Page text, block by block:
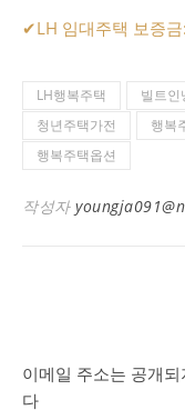
✔LH 임대주택 보증
LH행복주택 빌트인
청년주택가전
행복
행복주택옵션
작성자
이메일 주소는 공개
다